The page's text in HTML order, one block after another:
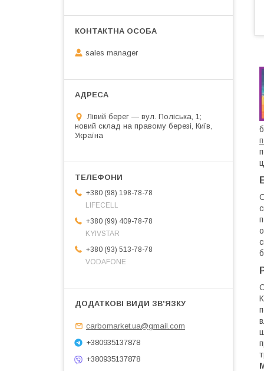
sales manager
Лівий берег — вул. Поліська, 1;
новий склад на правому березі, Київ,
Україна
+380 (98) 198-78-78
LIFECELL
+380 (99) 409-78-78
KYIVSTAR
+380 (93) 513-78-78
VODAFONE
carbomarket.ua@gmail.com
+380935137878
+380935137878